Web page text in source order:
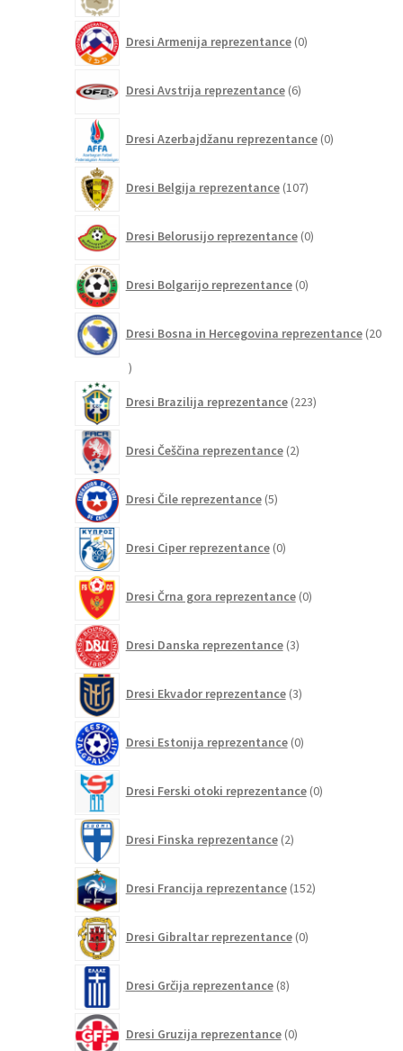
Dresi Armenija reprezentance 0izdelkov
Dresi Avstrija reprezentance 6izdelkov
Dresi Azerbajdžanu reprezentance 0izdelkov
Dresi Belgija reprezentance 107izdelkov
Dresi Belorusijo reprezentance 0izdelkov
Dresi Bolgarijo reprezentance 0izdelkov
Dresi Bosna in Hercegovina reprezentance 20
20
Dresi Brazilija reprezentance 223izdelkov
Dresi Češčina reprezentance 2izdelka
Dresi Čile reprezentance 5izdelkov
Dresi Ciper reprezentance 0izdelkov
Dresi Črna gora reprezentance 0izdelkov
Dresi Danska reprezentance 3izdelki
Dresi Ekvador reprezentance 3izdelki
Dresi Estonija reprezentance 0izdelkov
Dresi Ferski otoki reprezentance 0izdelkov
Dresi Finska reprezentance 2izdelka
Dresi Francija reprezentance 152izdelkov
Dresi Gibraltar reprezentance 0izdelkov
Dresi Grčija reprezentance 8izdelkov
Dresi Gruzija reprezentance 0izdelkov